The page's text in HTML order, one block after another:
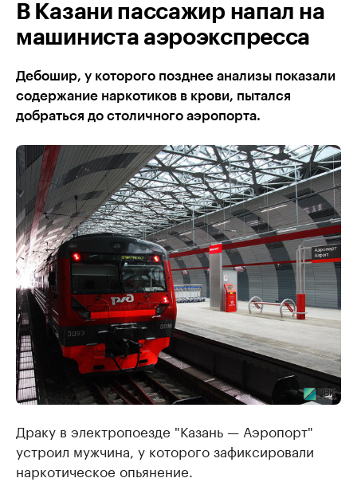
В Казани пассажир напал на
машиниста аэроэкспресса
Дебошир, у которого позднее анализы показали
содержание наркотиков в крови, пытался
добраться до столичного аэропорта.
Драку в электропоезде "Казань — Аэропорт"
устроил мужчина, у которого зафиксировали
наркотическое опьянение.